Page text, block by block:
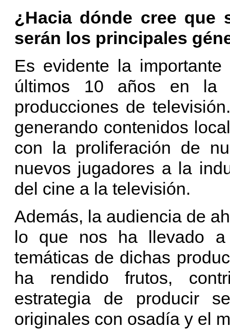
¿Hacia dónde cree que
serán los principales
Es evidente la
últimos 10 años en la
producciones de
generando contenidos
con la proliferación de
nuevos jugadores a la
del cine a la televisión.
Además, la audiencia de
lo que nos ha llevado a
temáticas de dichas
ha rendido frutos,
estrategia de producir
originales con osadía y el